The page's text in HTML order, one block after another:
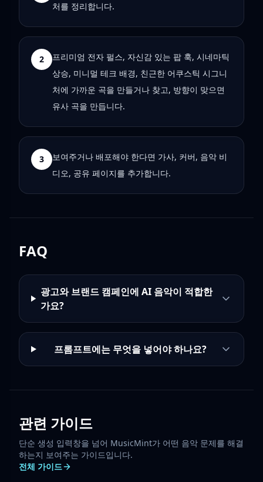
처를 정리합니다.
2
프리미엄 전자 펄스, 자신감 있는 팝 훅, 시네마틱
상승, 미니멀 테크 배경, 친근한 어쿠스틱 시그니
처에 가까운 곡을 만들거나 찾고, 방향이 맞으면
유사 곡을 만듭니다.
3
보여주거나 배포해야 한다면 가사, 커버, 음악 비
디오, 공유 페이지를 추가합니다.
FAQ
광고와 브랜드 캠페인에 AI 음악이 적합한
가요?
프롬프트에는 무엇을 넣어야 하나요?
관련 가이드
단순 생성 입력창을 넘어 MusicMint가 어떤 음악 문제를 해결
하는지 보여주는 가이드입니다.
전체 가이드